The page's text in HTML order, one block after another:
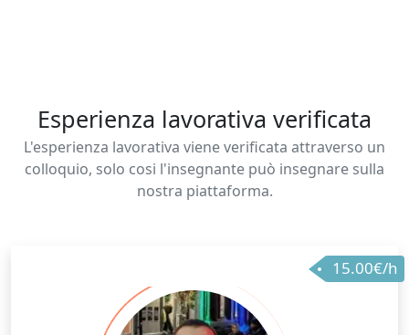
Esperienza lavorativa verificata
L'esperienza lavorativa viene verificata attraverso un
colloquio, solo cosi l'insegnante può insegnare sulla
nostra piattaforma.
15.00€/h